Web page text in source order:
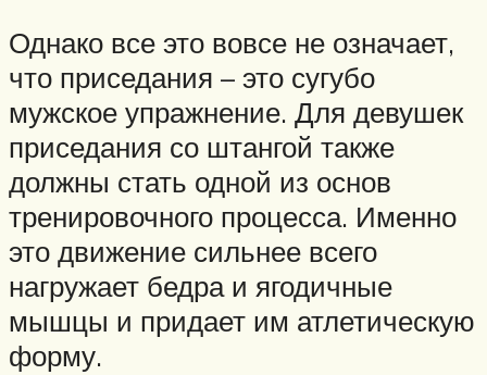
Однако все это вовсе не означает,
что приседания – это сугубо
мужское упражнение. Для девушек
приседания со штангой также
должны стать одной из основ
тренировочного процесса. Именно
это движение сильнее всего
нагружает бедра и ягодичные
мышцы и придает им атлетическую
форму.